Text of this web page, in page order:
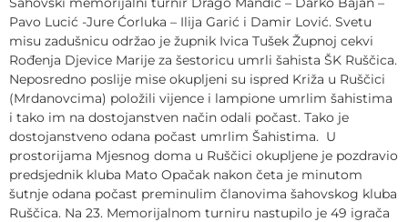
Pavo Lucić -Jure Ćorluka – Ilija Garić i Damir Lović. Svetu
misu zadušnicu održao je župnik Ivica Tušek Župnoj cekvi
Rođenja Djevice Marije za šestoricu umrli šahista ŠK Ruščica.
Neposredno poslije mise okupljeni su ispred Križa u Ruščici
(Mrdanovcima) položili vijence i lampione umrlim šahistima
i tako im na dostojanstven način odali počast. Tako je
dostojanstveno odana počast umrlim Šahistima. U
prostorijama Mjesnog doma u Ruščici okupljene je pozdravio
predsjednik kluba Mato Opačak nakon četa je minutom
šutnje odana počast preminulim članovima šahovskog kluba
Ruščica. Na 23. Memorijalnom turniru nastupilo je 49 igrača